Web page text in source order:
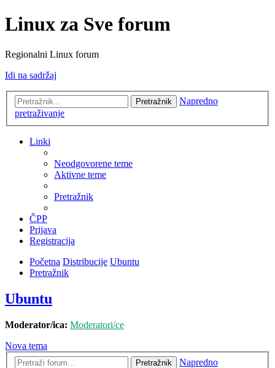
Linux za Sve forum
Regionalni Linux forum
Idi na sadržaj
Pretražnik
Napredno
pretraživanje
Linki
Neodgovorene teme
Aktivne teme
Pretražnik
ČPP
Prijava
Registracija
Početna Distribucije Ubuntu
Pretražnik
Ubuntu
Moderator/ica: Moderatori/ce
Nova tema
Pretražnik
Napredno